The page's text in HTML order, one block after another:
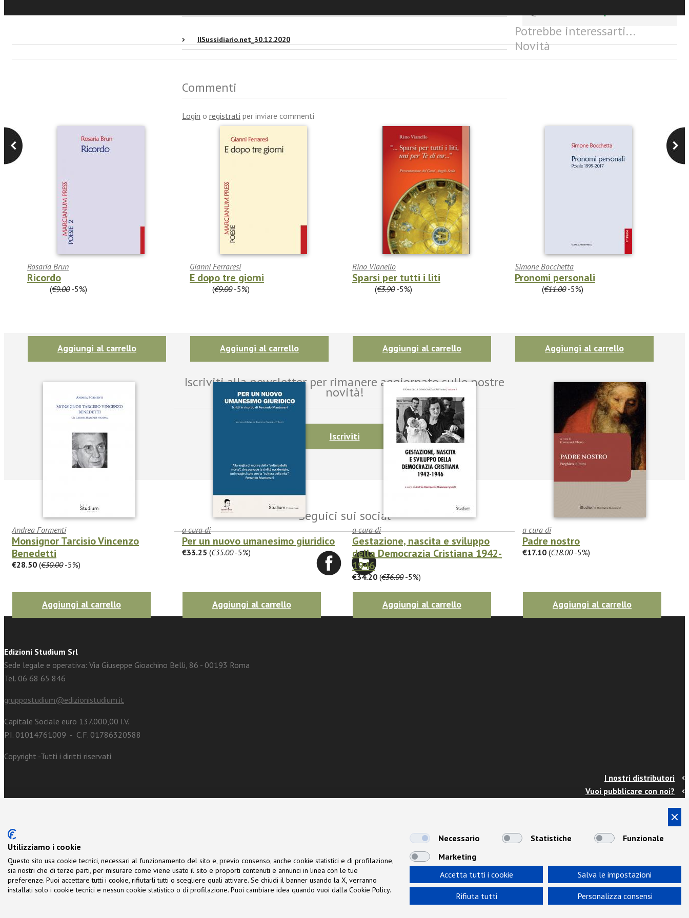
IlSussidiario.net_30.12.2020
Commenti
Login o registrati per inviare commenti
Potrebbe interessarti...
Rosaria Brun
Ricordo
(€9.00-5%)
Aggiungi al carrello
Gianni Ferraresi
E dopo tre giorni
(€9.00-5%)
Aggiungi al carrello
Rino Vianello
Sparsi per tutti i liti
(€3.90-5%)
Aggiungi al carrello
Simone Bocchetta
Pronomi personali
(€11.00-5%)
Aggiungi al carrello
Novità
Andrea Formenti
Monsignor Tarcisio Vincenzo
Benedetti
€28.50 (€30.00-5%)
Aggiungi al carrello
a cura di
Per un nuovo umanesimo giuridico
€33.25 (€35.00-5%)
Aggiungi al carrello
a cura di
Gestazione, nascita e sviluppo
della Democrazia Cristiana 1942-
1946
€34.20 (€36.00-5%)
Aggiungi al carrello
a cura di
Padre nostro
€17.10 (€18.00-5%)
Aggiungi al carrello
Iscriviti alla newsletter per rimanere aggiornato sulle nostre
novità!
Iscriviti
Seguici sui social
Edizioni Studium Srl
Sede legale e operativa: Via Giuseppe Gioachino Belli, 86 - 00193 Roma
Tel. 06 68 65 846
gruppostudium@edizionistudium.it
Capitale Sociale euro 137.000,00 I.V.
P.I. 01014761009 - C.F. 01786320588
Copyright -Tutti i diritti riservati
I nostri distributori
Vuoi pubblicare con noi?
Info e spedizioni
Termini e condizioni
Cookies
Area Docenti
Newsletter
Utilizziamo i cookie
Questo sito usa cookie tecnici, necessari al funzionamento del sito e, previo consenso, anche cookie statistici e di profilazione,
sia nostri che di terze parti, per misurare come viene usato il sito e proporti contenuti e annunci in linea con le tue
preferenze. Puoi accettare tutti i cookie, rifiutarli tutti o scegliere quali attivare. Se chiudi il banner usando la X, verranno
installati solo i cookie tecnici e nessun cookie statistico o di profilazione. Puoi cambiare idea quando vuoi dalla Cookie Policy.
Necessario Statistiche
Funzionale
Marketing
Accetta tutti i cookie
Salva le impostazioni
Rifiuta tutti Personalizza consensi